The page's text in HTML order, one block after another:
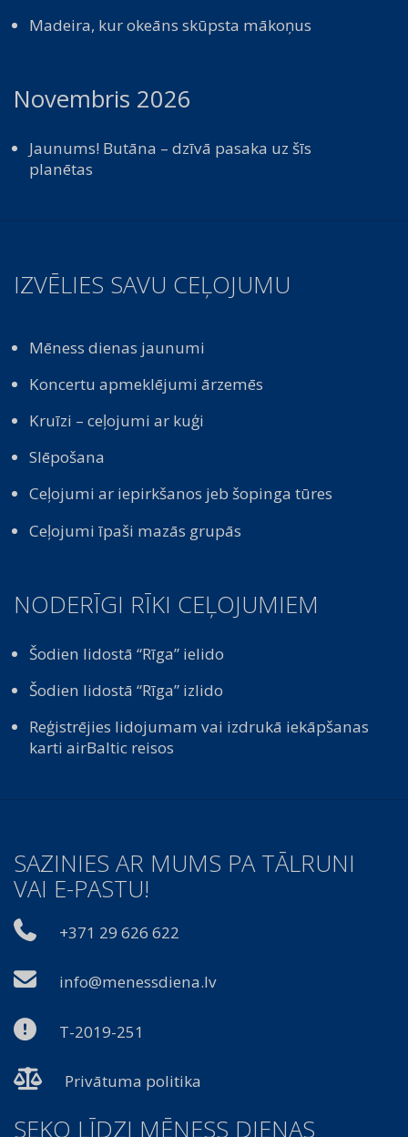
Madeira, kur okeāns skūpsta mākoņus
Novembris 2026
Jaunums! Butāna – dzīvā pasaka uz šīs
planētas
IZVĒLIES SAVU CEĻOJUMU
Mēness dienas jaunumi
Koncertu apmeklējumi ārzemēs
Kruīzi – ceļojumi ar kuģi
Slēpošana
Ceļojumi ar iepirkšanos jeb šopinga tūres
Ceļojumi īpaši mazās grupās
NODERĪGI RĪKI CEĻOJUMIEM
Šodien lidostā “Rīga” ielido
Šodien lidostā “Rīga” izlido
Reģistrējies lidojumam vai izdrukā iekāpšanas
karti airBaltic reisos
SAZINIES AR MUMS PA TĀLRUNI
VAI E-PASTU!
+371 29 626 622
info@menessdiena.lv
T-2019-251
Privātuma politika
SEKO LĪDZI MĒNESS DIENAS